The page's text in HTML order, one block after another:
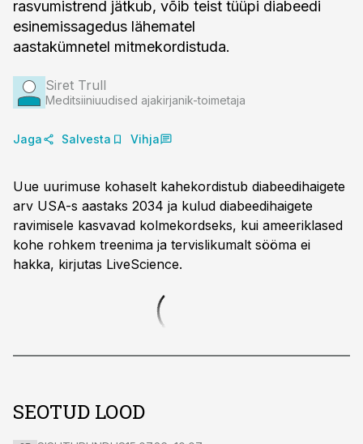
rasvumistrend jätkub, võib teist tüüpi diabeedi
esinemissagedus lähematel
aastakümnetel mitmekordistuda.
Siret Trull
Meditsiiniuudised ajakirjanik-toimetaja
Jaga Salvesta Vihja
Uue uurimuse kohaselt kahekordistub diabeedihaigete
arv USA-s aastaks 2034 ja kulud diabeedihaigete
ravimisele kasvavad kolmekordseks, kui ameeriklased
kohe rohkem treenima ja tervislikumalt sööma ei
hakka, kirjutas LiveScience.
SEOTUD LOOD